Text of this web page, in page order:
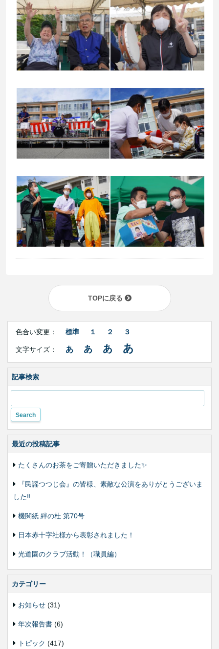
TOPに戻る
Right
Contents
合
変
色合い変更： 標準 １ ２ ３
文字サイズ： あ あ あ あ
記事検索
最近の投稿記事
たくさんのお茶をご寄贈いただきました✨
『民謡つつじ会』の皆様、素敵な公演をありがとうございま
した‼️
機関紙 絆の杜 第70号
日本赤十字社様から表彰されました！
光道園のクラブ活動！（職員編）
カテゴリー
お知らせ (31)
年次報告書 (6)
トピック (417)